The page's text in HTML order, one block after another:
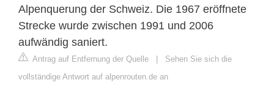
Alpenquerung der Schweiz. Die 1967 eröffnete
Strecke wurde zwischen 1991 und 2006
aufwändig saniert.
Antrag auf Entfernung der Quelle | Sehen Sie sich die
vollständige Antwort auf alpenrouten.de an